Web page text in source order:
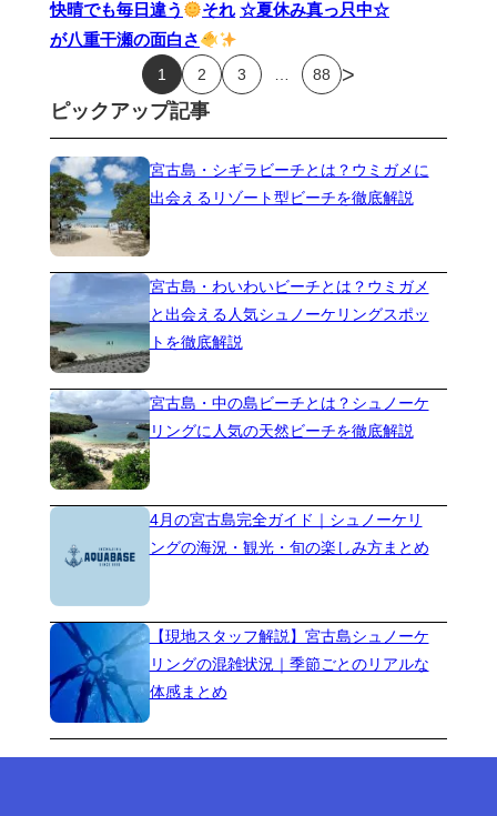
快晴でも毎日違う
それ
が八重干瀬の面白さ
☆夏休み真っ只中☆
稿
の
ペ
ー
ジ
送
り
1 2 3 88 >
ピックアップ記事
宮古島・シギラビーチとは？ウミガメに
出会えるリゾート型ビーチを徹底解説
宮古島・わいわいビーチとは？ウミガメ
と出会える人気シュノーケリングスポッ
トを徹底解説
宮古島・中の島ビーチとは？シュノーケ
リングに人気の天然ビーチを徹底解説
4月の宮古島完全ガイド｜シュノーケリ
ングの海況・観光・旬の楽しみ方まとめ
【現地スタッフ解説】宮古島シュノーケ
リングの混雑状況｜季節ごとのリアルな
体感まとめ